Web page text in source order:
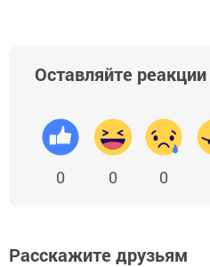
Оставляйте реакции
0 0 0
Расскажите друзьям